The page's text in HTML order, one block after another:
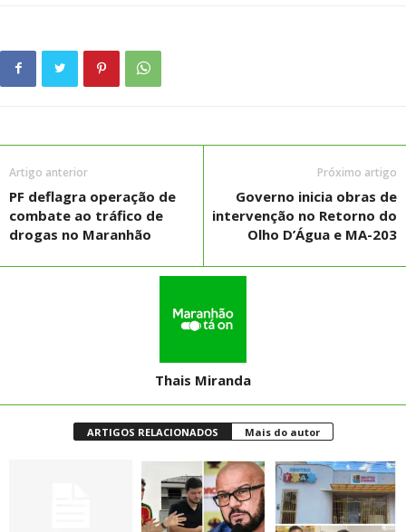
Artigo anterior
PF deflagra operação de
combate ao tráfico de
drogas no Maranhão
Próximo artigo
Governo inicia obras de
intervenção no Retorno do
Olho D’Água e MA-203
Thais Miranda
ARTIGOS RELACIONADOS Mais do autor